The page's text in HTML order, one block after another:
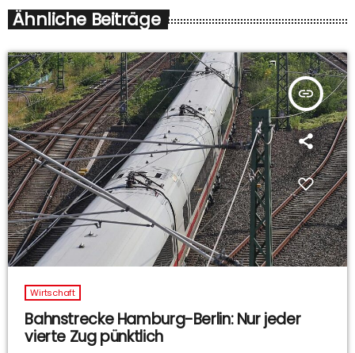
Ähnliche Beiträge
insert_link
Wirtschaft
Bahnstrecke Hamburg-Berlin: Nur jeder
vierte Zug pünktlich